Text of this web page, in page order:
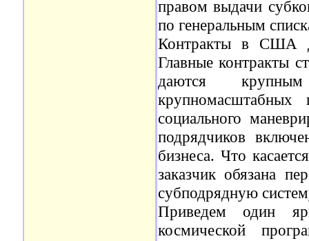
правом выдачи
по генеральным
Контракты в США
Главные контракты
даются
социального
подрядчиков
бизнеса. Что
заказчик обязана
субподрядную
Приведем один
космической